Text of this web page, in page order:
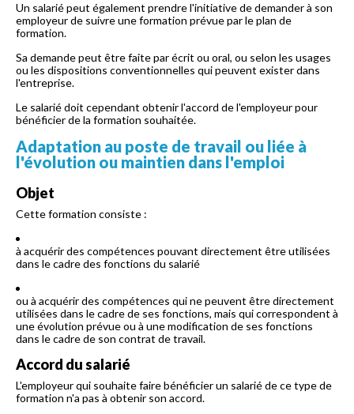
Un salarié peut également prendre l'initiative de demander à son
employeur de suivre une formation prévue par le plan de
formation.
Sa demande peut être faite par écrit ou oral, ou selon les usages
ou les dispositions conventionnelles qui peuvent exister dans
l'entreprise.
Le salarié doit cependant obtenir l'accord de l'employeur pour
bénéficier de la formation souhaitée.
Adaptation au poste de travail ou liée à
l'évolution ou maintien dans l'emploi
Objet
Cette formation consiste :
à acquérir des compétences pouvant directement être utilisées
dans le cadre des fonctions du salarié
ou à acquérir des compétences qui ne peuvent être directement
utilisées dans le cadre de ses fonctions, mais qui correspondent à
une évolution prévue ou à une modification de ses fonctions
dans le cadre de son contrat de travail.
Accord du salarié
L'employeur qui souhaite faire bénéficier un salarié de ce type de
formation n'a pas à obtenir son accord.